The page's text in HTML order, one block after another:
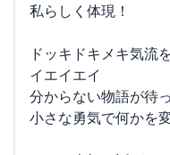
私らしく体現！
ドッキドキメキ気流
イエイエイ
分からない物語が待
小さな勇気で何かを